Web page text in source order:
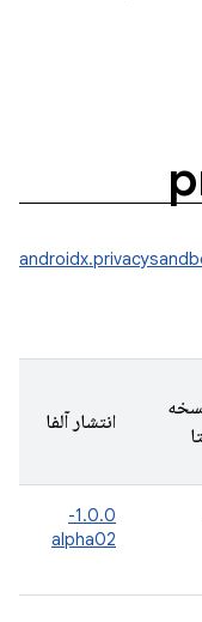
انتشار آلفا
1.0.0-
alpha02